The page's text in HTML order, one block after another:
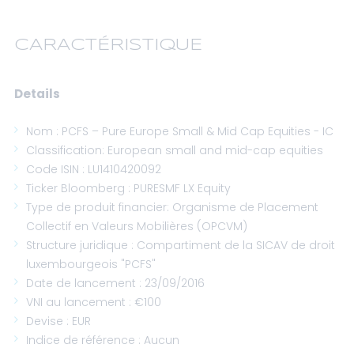
CARACTÉRISTIQUE
Details
Nom : PCFS – Pure Europe Small & Mid Cap Equities - IC
Classification: European small and mid-cap equities
Code ISIN : LU1410420092
Ticker Bloomberg : PURESMF LX Equity
Type de produit financier: Organisme de Placement
Collectif en Valeurs Mobilières (OPCVM)
Structure juridique : Compartiment de la SICAV de droit
luxembourgeois "PCFS"
Date de lancement : 23/09/2016
VNI au lancement : €100
Devise : EUR
Indice de référence : Aucun